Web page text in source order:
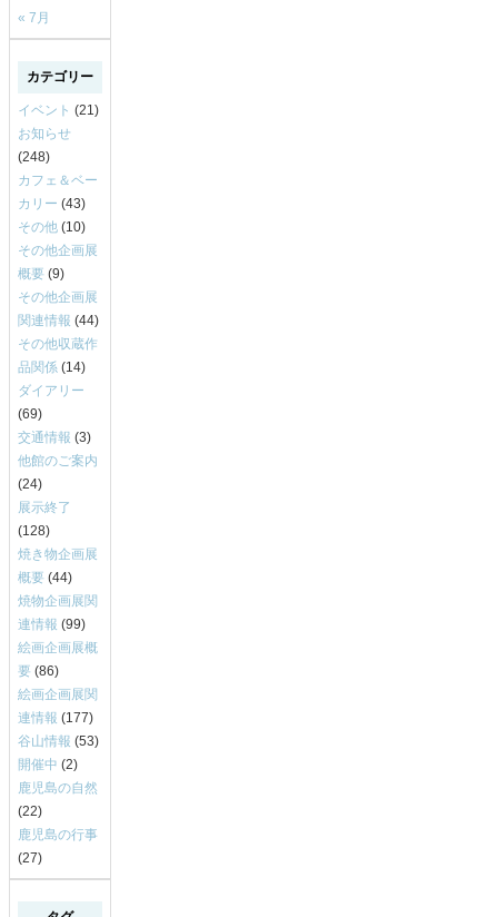
« 7月
カテゴリー
イベント (21)
お知らせ
(248)
カフェ＆ベー
カリー (43)
その他 (10)
その他企画展
概要 (9)
その他企画展
関連情報 (44)
その他収蔵作
品関係 (14)
ダイアリー
(69)
交通情報 (3)
他館のご案内
(24)
展示終了
(128)
焼き物企画展
概要 (44)
焼物企画展関
連情報 (99)
絵画企画展概
要 (86)
絵画企画展関
連情報 (177)
谷山情報 (53)
開催中 (2)
鹿児島の自然
(22)
鹿児島の行事
(27)